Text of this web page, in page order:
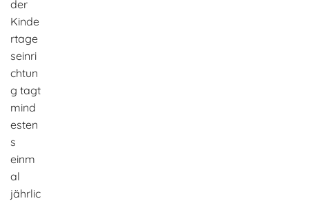
der
Kinde
rtage
seinri
chtun
g tagt
mind
esten
s
einm
al
jährlic